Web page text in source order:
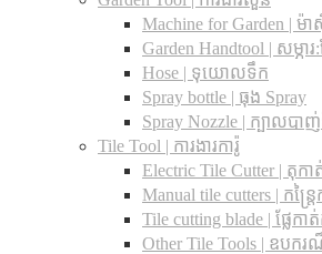
Machine for Garden |
Garden Handtool | សម្ភា
Hose | ទុយោលទឹក
Spray bottle | ធុង Spray
Spray Nozzle | ក្បាលបា
Tile Tool | ការងារការ៉ូ
Electric Tile Cutter | តុកា
Manual tile cutters | កន្ត្រៃ
Tile cutting blade | ផ្លែកាត់
Other Tile Tools | ឧបករ